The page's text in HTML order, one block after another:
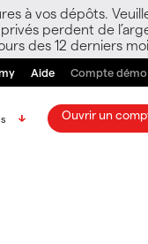
à vos dépôts.
perdent de
des 12 derniers
Aide Compte démo
Ouvrir un